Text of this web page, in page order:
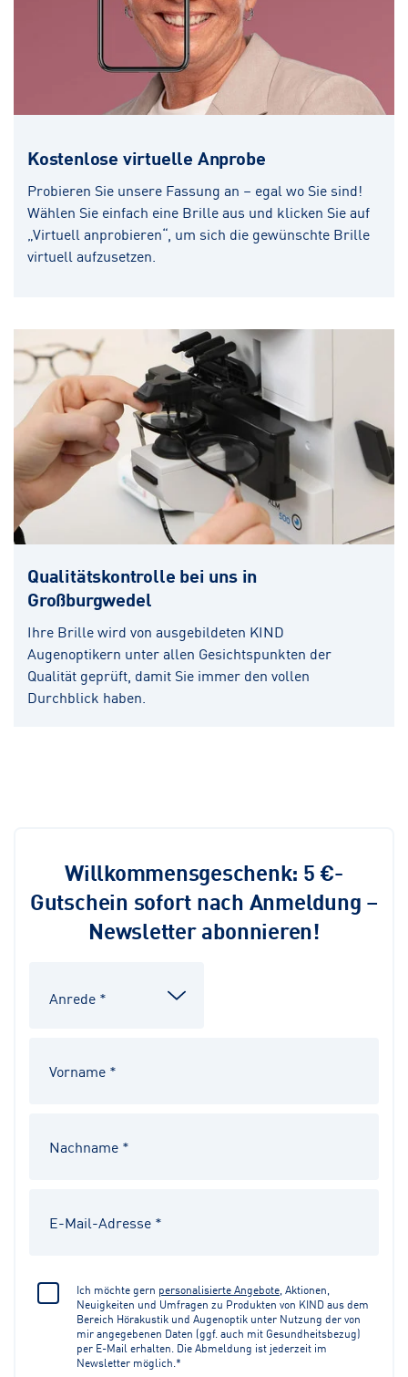
Kostenlose virtuelle Anprobe
Probieren Sie unsere Fassung an – egal wo Sie sind!
Wählen Sie einfach eine Brille aus und klicken Sie auf
„Virtuell anprobieren“, um sich die gewünschte Brille
virtuell aufzusetzen.
Qualitätskontrolle bei uns in
Großburgwedel
Ihre Brille wird von ausgebildeten KIND
Augenoptikern unter allen Gesichtspunkten der
Qualität geprüft, damit Sie immer den vollen
Durchblick haben.
Willkommensgeschenk: 5 €-
Gutschein sofort nach Anmeldung –
Newsletter abonnieren!
Ich möchte gern personalisierte Angebote , Aktionen,
Neuigkeiten und Umfragen zu Produkten von KIND aus dem
Bereich Hörakustik und Augenoptik unter Nutzung der von
mir angegebenen Daten (ggf. auch mit Gesundheitsbezug)
per E-Mail erhalten. Die Abmeldung ist jederzeit im
Newsletter möglich.*